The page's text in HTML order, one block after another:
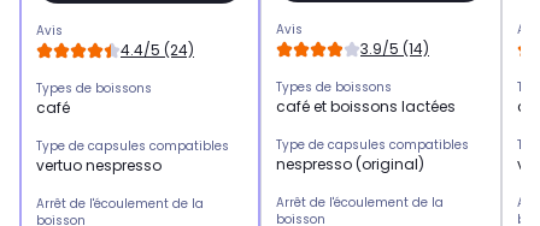
Avis
4.4/5 (24)
Types de boissons
café
Type de capsules compatibles
vertuo nespresso
Arrêt de l'écoulement de la
boisson
Avis
3.9/5 (14)
Types de boissons
café et boissons lactées
Type de capsules compatibles
nespresso (original)
Arrêt de l'écoulement de la
boisson